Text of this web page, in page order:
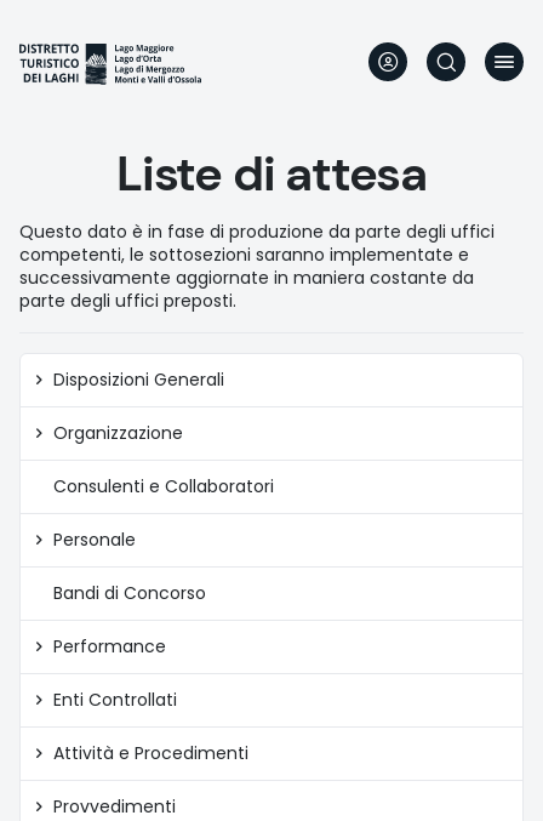
contenu
principal
Liste di attesa
Questo dato è in fase di produzione da parte degli uffici
competenti, le sottosezioni saranno implementate e
successivamente aggiornate in maniera costante da
parte degli uffici preposti.
Amministrazione
trasparente
Disposizioni Generali
Organizzazione
Consulenti e Collaboratori
Personale
Bandi di Concorso
Performance
Enti Controllati
Attività e Procedimenti
Provvedimenti